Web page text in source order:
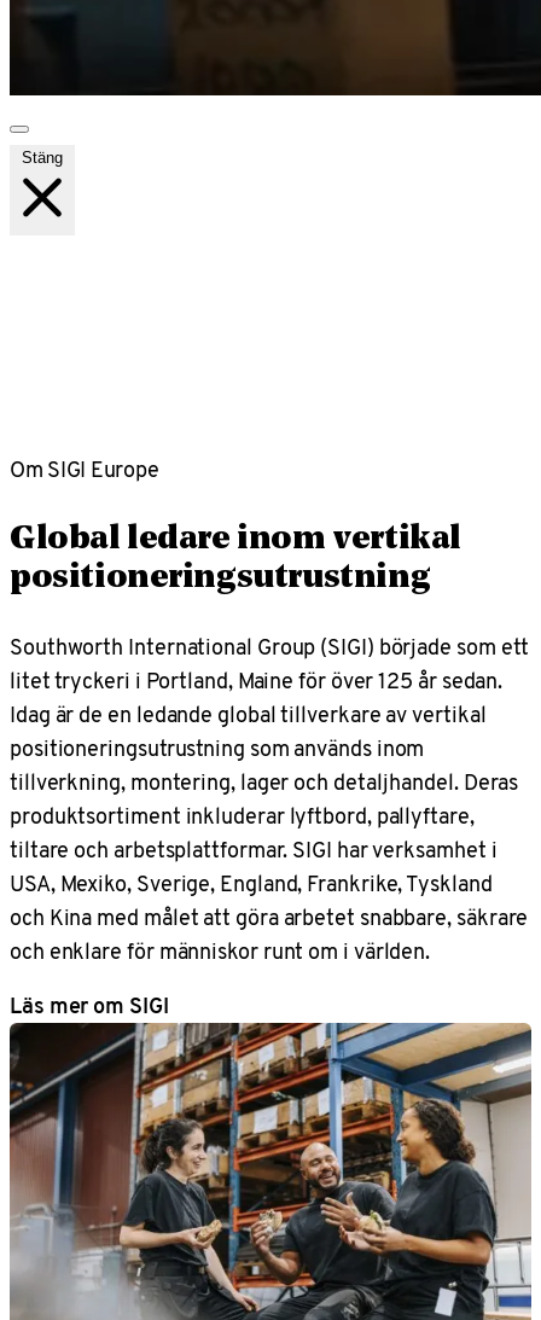
Stäng
Om SIGI Europe
Global ledare inom vertikal
positioneringsutrustning
Southworth International Group (SIGI) började som ett
litet tryckeri i Portland, Maine för över 125 år sedan.
Idag är de en ledande global tillverkare av vertikal
positioneringsutrustning som används inom
tillverkning, montering, lager och detaljhandel. Deras
produktsortiment inkluderar lyftbord, pallyftare,
tiltare och arbetsplattformar. SIGI har verksamhet i
USA, Mexiko, Sverige, England, Frankrike, Tyskland
och Kina med målet att göra arbetet snabbare, säkrare
och enklare för människor runt om i världen.
Läs mer om SIGI